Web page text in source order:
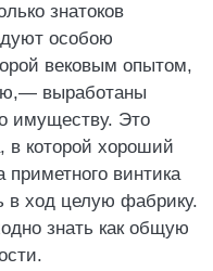
знатоков
особою
вековым опытом,
выработаны
имуществу. Это
в которой хороший
винтика
в ход целую фабрику.
знать как общую